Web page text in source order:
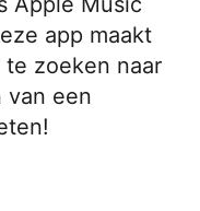
app maakt
zoeken naar
van een